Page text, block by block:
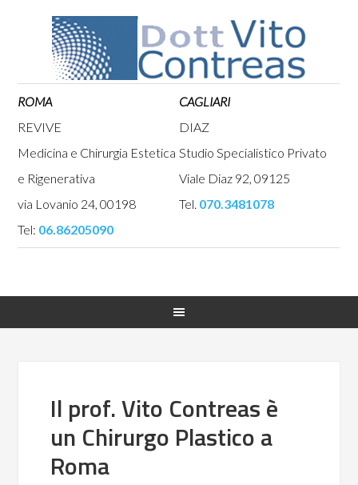
ROMA
REVIVE
Medicina e Chirurgia Estetica
e Rigenerativa
via Lovanio 24, 00198
Tel: 06.86205090
CAGLIARI
DIAZ
Studio Specialistico Privato
Viale Diaz 92, 09125
Tel. 070.3481078
Il prof. Vito Contreas è
un Chirurgo Plastico a
Roma